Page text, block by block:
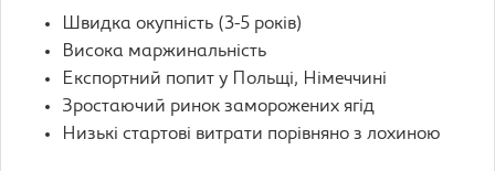
Швидка окупність (3-5 років)
Висока маржинальність
Експортний попит у Польщі, Німеччині
Зростаючий ринок заморожених ягід
Низькі стартові витрати порівняно з лохиною